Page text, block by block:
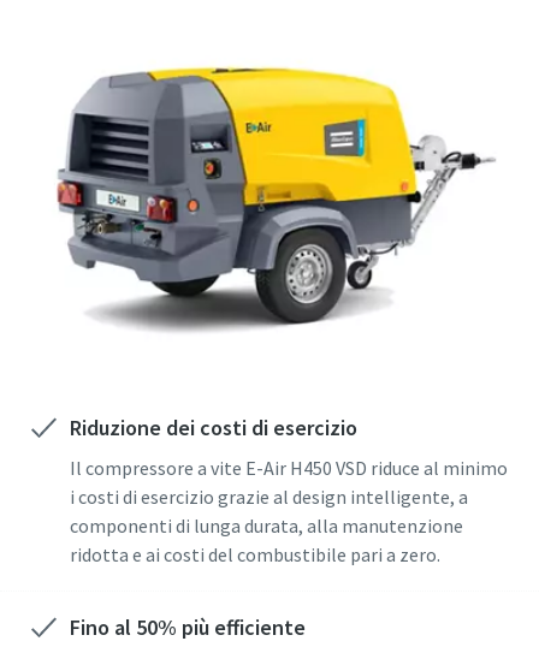
utensili pneumatici
Riduzione dei costi di esercizio
Il compressore a vite E-Air H450 VSD riduce al minimo
i costi di esercizio grazie al design intelligente, a
componenti di lunga durata, alla manutenzione
ridotta e ai costi del combustibile pari a zero.
Fino al 50% più efficiente
Stato/Provincia
Richiesta
Eventuali domande o richieste
L'invio di questa richiesta consentirà
ad Atlas Copco di contattarti
utilizzando i dati raccolti. Per ulteriori